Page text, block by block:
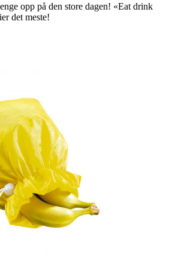
opp på den store dagen! «Eat drink
det meste!